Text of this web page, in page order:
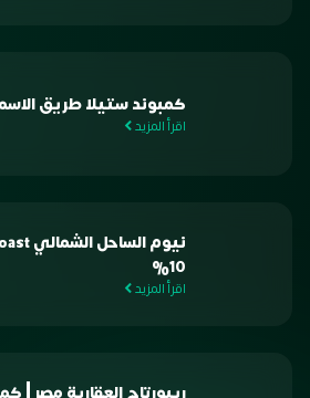
كمبوند ستيلا طريق
اقرأ المزيد
10%
اقرأ المزيد